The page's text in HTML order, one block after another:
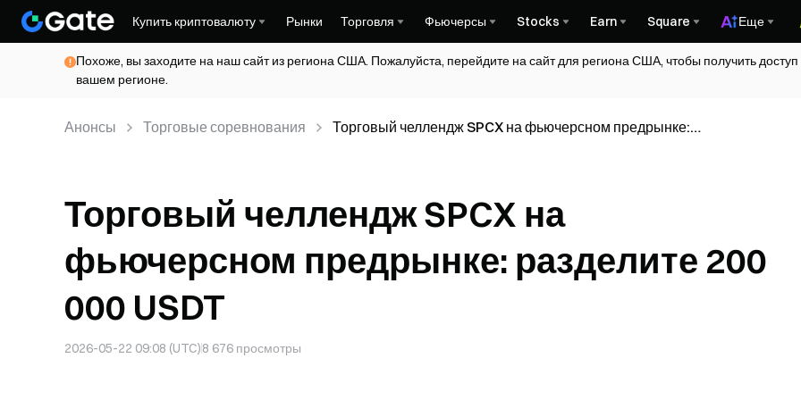
Купить криптовалюту Рынки Торговля Фьючерсы Stocks Earn Square Еще
Похоже, вы заходите на наш сайт из региона США. Пожалуйста, перейдите на сайт для региона США, чтобы получить
вашем регионе.
Анонсы Торговые соревнования
Торговый челлендж SPCX на фьючерсном предрынке:
Торговый челлендж SPCX на
фьючерсном предрынке: разделите 200
000 USDT
2026-05-22 09:08 (UTC)8 676 просмотры